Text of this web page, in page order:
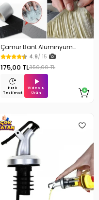
Çamur Bant Alüminyum
İzolasyon Tamir Bandı 5 Mt
4.9/ 15
175,00 TL350,00 TL
Hızlı
Teslimat
Videolu
Ürün